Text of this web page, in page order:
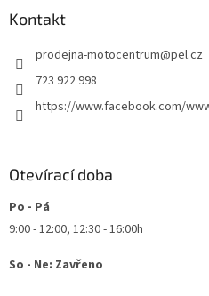
Kontakt
prodejna-motocentrum@pel.cz
723 922 998
https://www.facebook.com/
Otevírací doba
Po - Pá
9:00 - 12:00, 12:30 - 16:00h
So - Ne: Zavřeno